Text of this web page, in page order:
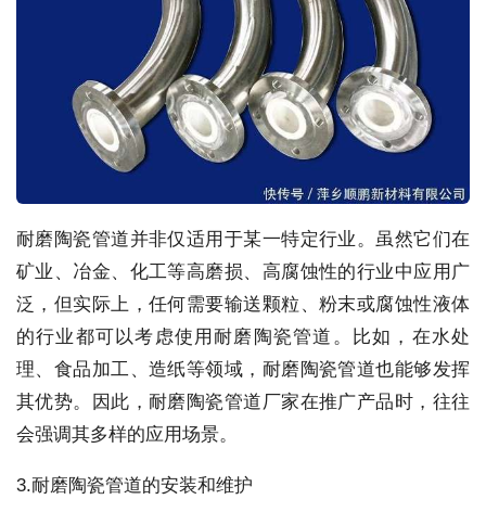
耐磨陶瓷管道并非仅适用于某一特定行业。虽然它们在
矿业、冶金、化工等高磨损、高腐蚀性的行业中应用广
泛，但实际上，任何需要输送颗粒、粉末或腐蚀性液体
的行业都可以考虑使用耐磨陶瓷管道。比如，在水处
理、食品加工、造纸等领域，耐磨陶瓷管道也能够发挥
其优势。因此，耐磨陶瓷管道厂家在推广产品时，往往
会强调其多样的应用场景。
3.耐磨陶瓷管道的安装和维护